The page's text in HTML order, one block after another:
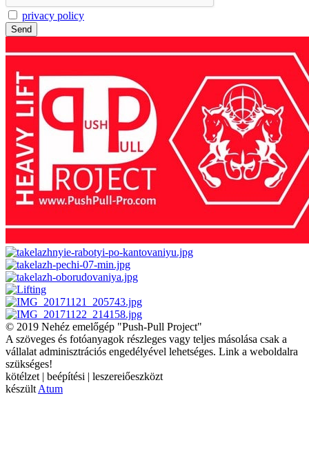
privacy policy
© 2019 Nehéz emelőgép "Push-Pull Project"
A szöveges és fotóanyagok részleges vagy teljes másolása csak a
vállalat adminisztrációs engedélyével lehetséges. Link a weboldalra
szükséges!
kötélzet | beépítési | leszereiőeszközt
készült Atum